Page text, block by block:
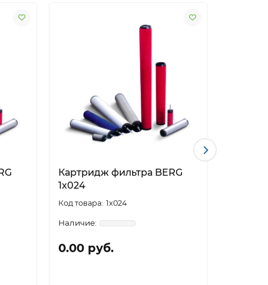
Картридж фильтра BERG
1х024
1х024
0.00 руб.